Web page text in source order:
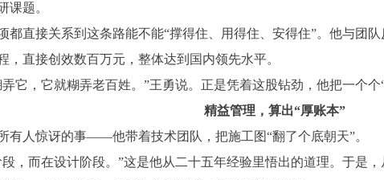
课题。
都直接关系到这条路能不能“撑得住、用得住、安得住”。他与团
直接创效数百万元，整体达到国内领先水平。
它，它就糊弄老百姓。”王勇说。正是凭着这股钻劲，他把一个个“
精益管理，算出“厚账本”
有人惊讶的事——他带着技术团队，把施工图“翻了个底朝天”。
，而在设计阶段。”这是他从二十五年经验里悟出的道理。于是